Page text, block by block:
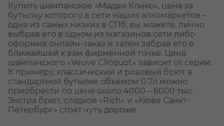
Купить шампанское «Мадам Клико», цена за
бутылку которого в сети наших алкомаркетов –
одна из самых низких в СПб, вы можете, лично
выбрав его в одном из магазинов сети либо
оформив онлайн-заказ и затем забрав его в
ближайшей к вам фирменной точке. Цена
шампанского «Veuve Clicquot» зависит от серии.
К примеру, классический и розовый брют в
стандартной бутылке объемом 0.7л можно
приобрести по цене около 4000 – 6000 тыс.
Экстра брют, сладкое «Rich» и «Кюве Санкт-
Петербург» стоят чуть дороже.